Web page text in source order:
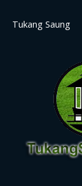
Tukang Saung